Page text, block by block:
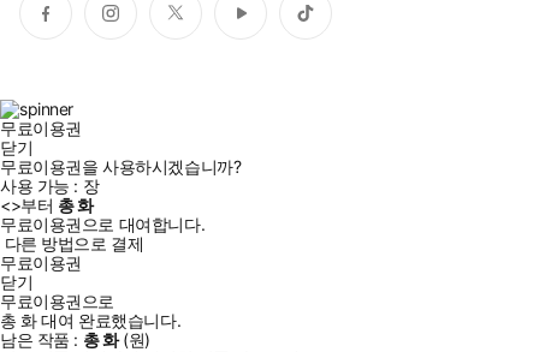
페
이
인
스
트
위
유
튜
틱
톡
무료이용권
닫기
무료이용권을 사용하시겠습니까?
사용 가능 : 장
<>부터 총화
무료이용권으로 대여합니다.
다른 방법으로 결제
무료이용권
닫기
무료이용권으로
총 화대여 완료했습니다.
남은 작품 : 총화(원)